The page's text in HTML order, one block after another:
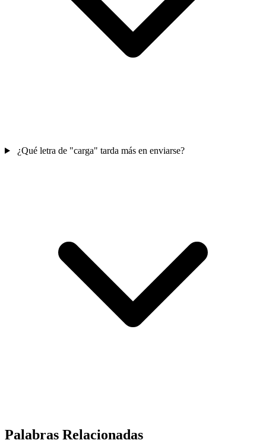
¿Qué letra de "carga" tarda más en enviarse?
Palabras Relacionadas